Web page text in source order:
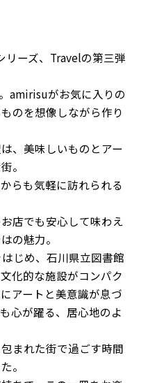
ーズ、Travelの第三弾
amirisuがお気に入りの
のを想像しながら作り
、美味しいものとアー
。
らも気軽に訪れられる
店でも安心して味わえ
の魅力。
じめ、石川県立図書館
化的な施設がコンパク
アートと美意識が息づ
心が躍る、居心地のよ
まれた街で過ごす時間
。